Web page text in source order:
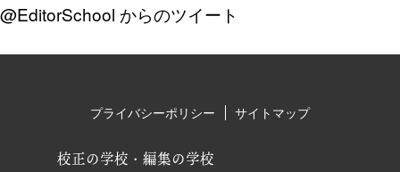
@EditorSchool からのツイート
校正の学校・編集の学校
プライバシーポリシー サイトマップ